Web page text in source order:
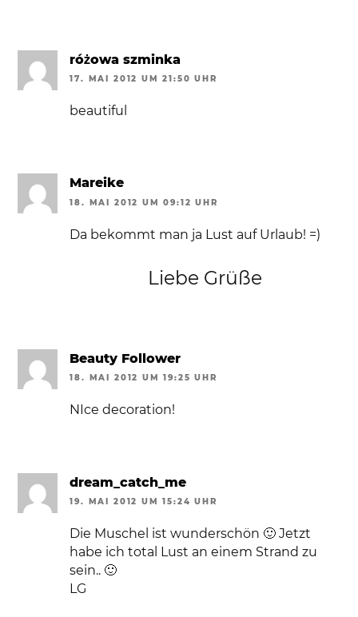
różowa szminka
17. MAI 2012 UM 21:50 UHR
beautiful
Mareike
18. MAI 2012 UM 09:12 UHR
Da bekommt man ja Lust auf Urlaub! =)
Liebe Grüße
Beauty Follower
18. MAI 2012 UM 19:25 UHR
NIce decoration!
dream_catch_me
19. MAI 2012 UM 15:24 UHR
Die Muschel ist wunderschön 🙂 Jetzt
habe ich total Lust an einem Strand zu
sein.. 🙂
LG